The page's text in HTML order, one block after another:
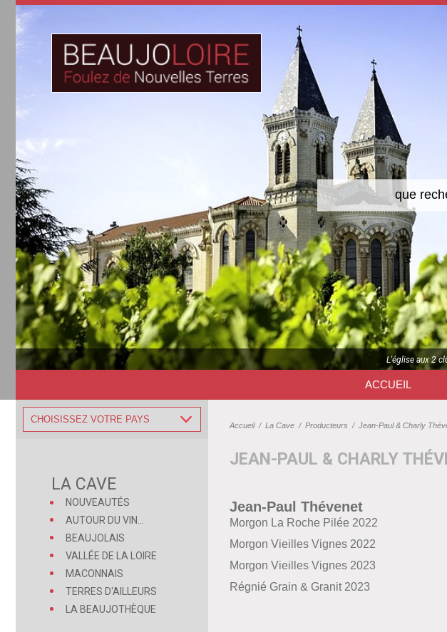
L'église aux 2
ACCUEIL
CHOISISSEZ VOTRE PAYS
LA CAVE
NOUVEAUTÉS
AUTOUR DU VIN...
BEAUJOLAIS
VALLÉE DE LA LOIRE
MACONNAIS
TERRES D'AILLEURS
LA BEAUJOTHÈQUE
Accueil/ La Cave / Producteurs / Jean-Paul & Charly
JEAN-PAUL & CHARLY
Jean-Paul Thévenet
Morgon La Roche Pilée 2022
Morgon Vieilles Vignes 2022
Morgon Vieilles Vignes 2023
Régnié Grain & Granit 2023